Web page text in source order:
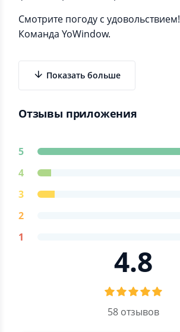
Смотрите погоду с удовольствием!
Команда YoWindow.
Показать больше
Отзывы приложения
5
4
3
2
1
4.8
58 отзывов